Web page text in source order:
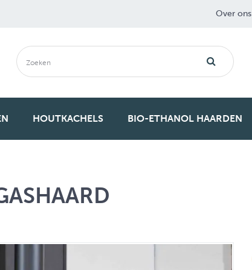
Over ons
HOUTKACHELS BIO-ETHANOL HAARDEN